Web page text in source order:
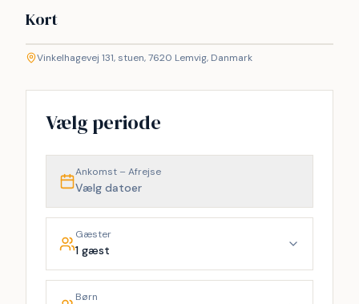
Kort
+
−
Vinkelhagevej 131, stuen, 7620 Lemvig, Danmark
Vælg periode
Ankomst – Afrejse
Vælg datoer
Gæster
1 gæst
Børn